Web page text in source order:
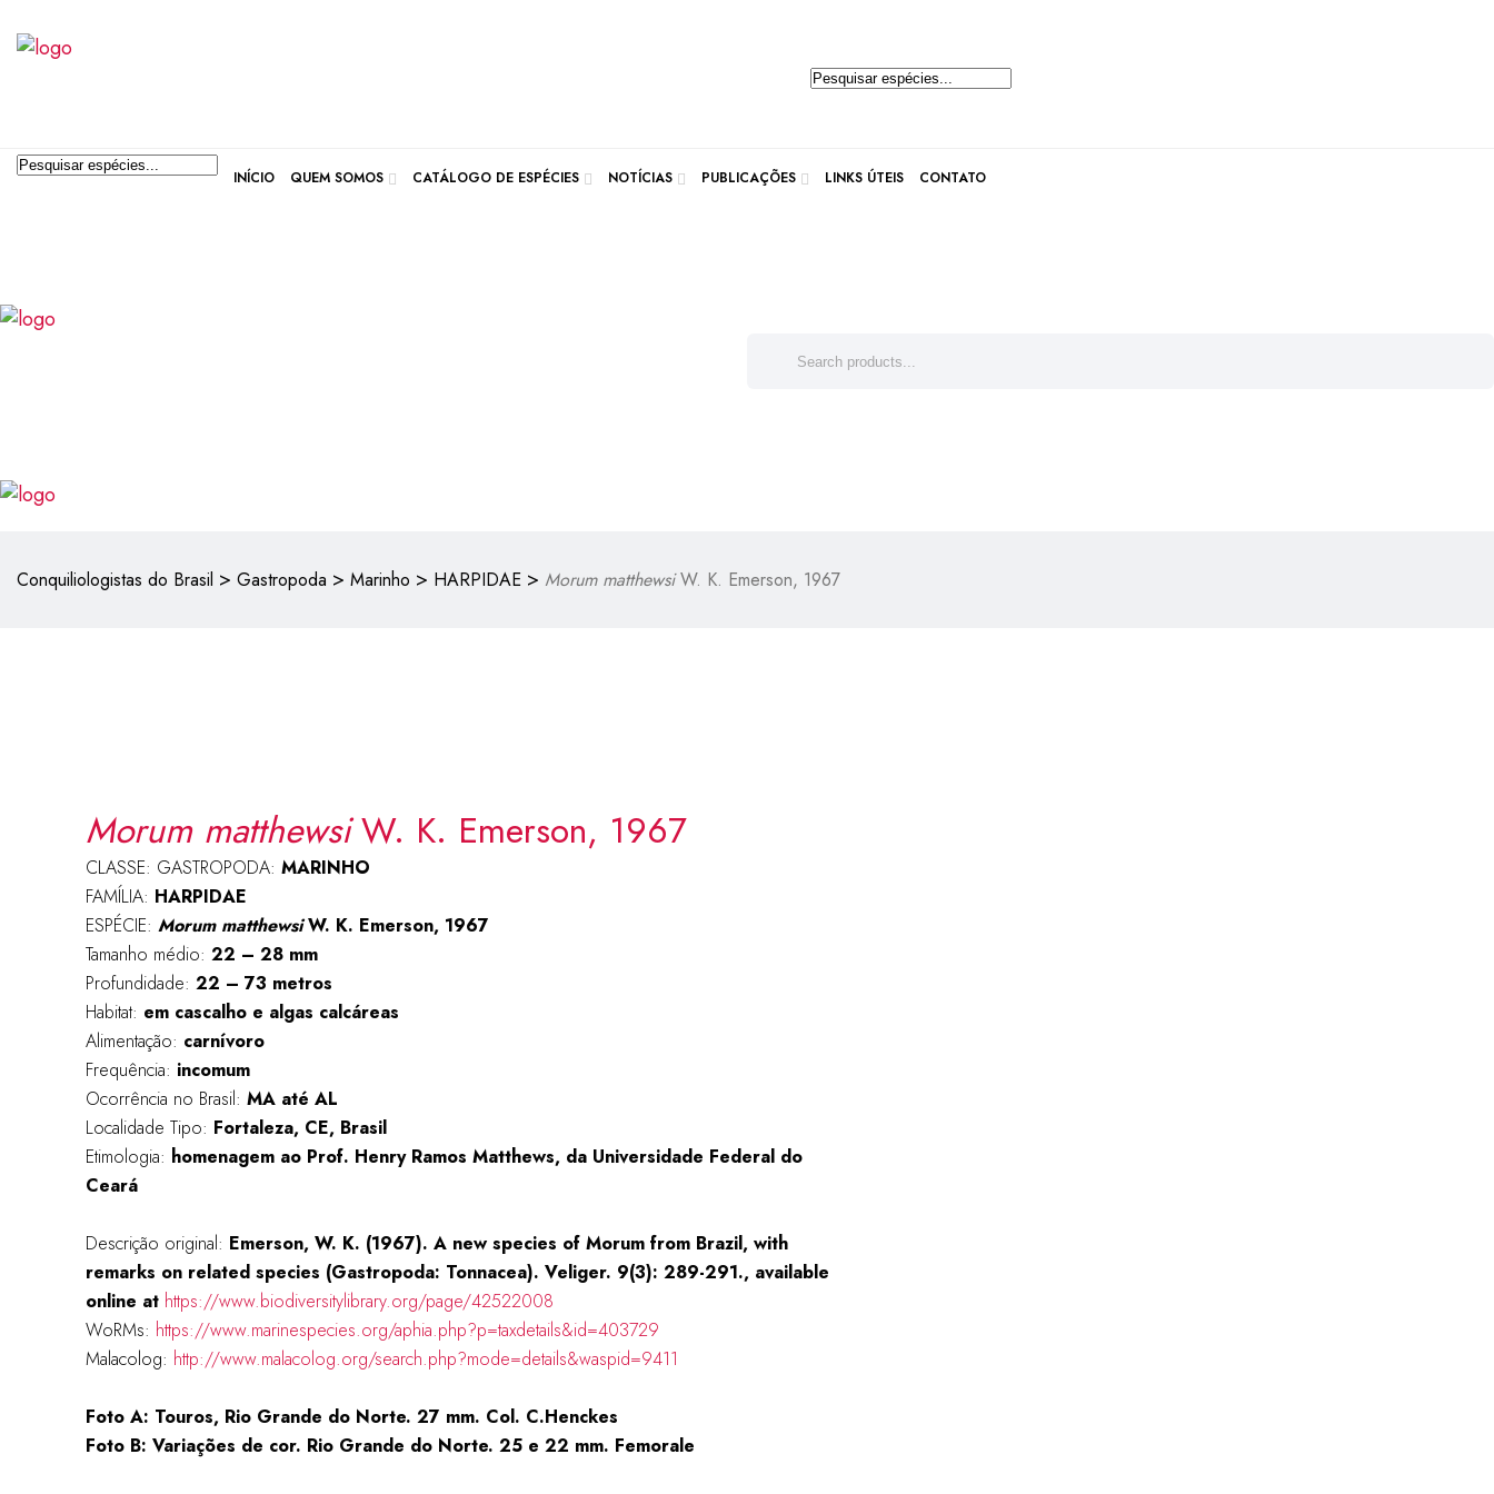
Pesquisar
Pesquisar produtos
INÍCIO QUEM SOMOS CATÁLOGO DE ESPÉCIES NOTÍCIAS PUBLICAÇÕES LINKS ÚTEIS CONTATO
Conquiliologistas do Brasil > Gastropoda > Marinho > HARPIDAE > Morum matthewsiW. K. Emerson, 1967
Morum matthewsiW. K. Emerson, 1967
CLASSE: GASTROPODA: MARINHO
FAMÍLIA: HARPIDAE
ESPÉCIE: Morum matthewsiW. K. Emerson, 1967
Tamanho médio: 22 – 28 mm
Profundidade: 22 – 73 metros
Habitat: em cascalho e algas calcáreas
Alimentação: carnívoro
Frequência: incomum
Ocorrência no Brasil: MA até AL
Localidade Tipo: Fortaleza, CE, Brasil
Etimologia: homenagem ao Prof. Henry Ramos Matthews, da Universidade Federal do
Ceará
Descrição original: Emerson, W. K. (1967). A new species of Morum from Brazil, with
remarks on related species (Gastropoda: Tonnacea). Veliger. 9(3): 289-291., available
online at https://www.biodiversitylibrary.org/page/42522008
WoRMs: https://www.marinespecies.org/aphia.php?p=taxdetails&id=403729
Malacolog: http://www.malacolog.org/search.php?mode=details&waspid=9411
Foto A: Touros, Rio Grande do Norte. 27 mm. Col. C.Henckes
Foto B: Variações de cor. Rio Grande do Norte. 25 e 22 mm. Femorale